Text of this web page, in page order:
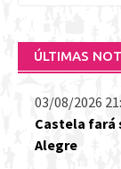
ÚLTIMAS
03/08/2026
Castela fará
Alegre